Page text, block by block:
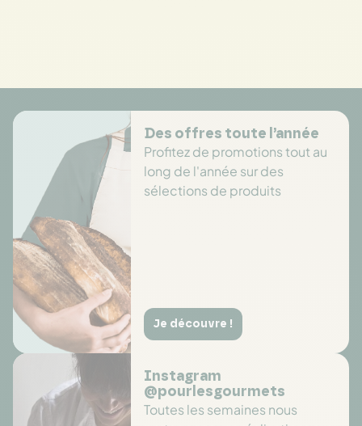
Des offres toute l’année
Profitez de promotions tout au
long de l'année sur des
sélections de produits
Je découvre !
Instagram
@pourlesgourmets
Toutes les semaines nous